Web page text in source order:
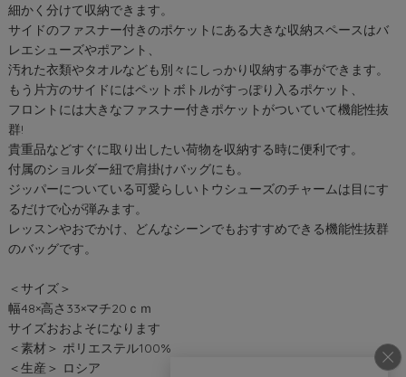
細かく分けて収納できます。
サイドのファスナー付きのポケットにある大きな収納スペースはバ
レエシューズやポアント、
汚れた衣類やタオルなども別々にしっかり収納する事ができます。
もう片方のサイドにはペットボトルがすっぽり入るポケット、
フロントには大きなファスナー付きポケットがついていて機能性抜
群!
貴重品などすぐに取り出したい荷物を収納する時に便利です。
付属のショルダー紐で肩掛けバッグにも。
ジッパーについている可愛らしいトウシューズのチャームは目にす
るだけで心が弾みます。
レッスンやおでかけ、どんなシーンでもおすすめできる機能性抜群
のバッグです。
＜サイズ＞
幅48×高さ33×マチ20ｃｍ
サイズおおよそになります
＜素材＞ ポリエステル100%
＜生産＞ ロシア